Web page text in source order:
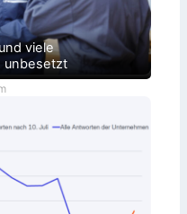
viele
unbesetzt